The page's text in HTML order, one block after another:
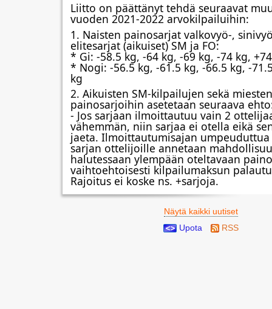
Liitto on päättänyt tehdä seuraavat
vuoden 2021-2022 arvokilpailuihin:
1. Naisten painosarjat valkovyö-,
elitesarjat (aikuiset) SM ja FO:
* Gi: -58.5 kg, -64 kg, -69 kg, -74 kg,
* Nogi: -56.5 kg, -61.5 kg, -66.5 kg, -
kg
2. Aikuisten SM-kilpailujen sekä
painosarjoihin asetetaan seuraava
- Jos sarjaan ilmoittautuu vain 2
vähemmän, niin sarjaa ei otella eikä
jaeta. Ilmoittautumisajan
sarjan ottelijoille annetaan
halutessaan ylempään oteltavaan
vaihtoehtoisesti kilpailumaksun
Rajoitus ei koske ns. +sarjoja.
Näytä kaikki uutiset
Upota
RSS